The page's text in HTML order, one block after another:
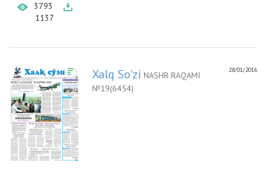
3793
1137
28/01/2016
Xalq So'zi NASHR RAQAMI
№19(6454)